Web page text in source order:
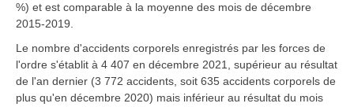
%) et est comparable à la moyenne des mois de décembre
2015-2019.
Le nombre d'accidents corporels enregistrés par les forces de
l'ordre s'établit à 4 407 en décembre 2021, supérieur au résultat
de l'an dernier (3 772 accidents, soit 635 accidents corporels de
plus qu'en décembre 2020) mais inférieur au résultat du mois